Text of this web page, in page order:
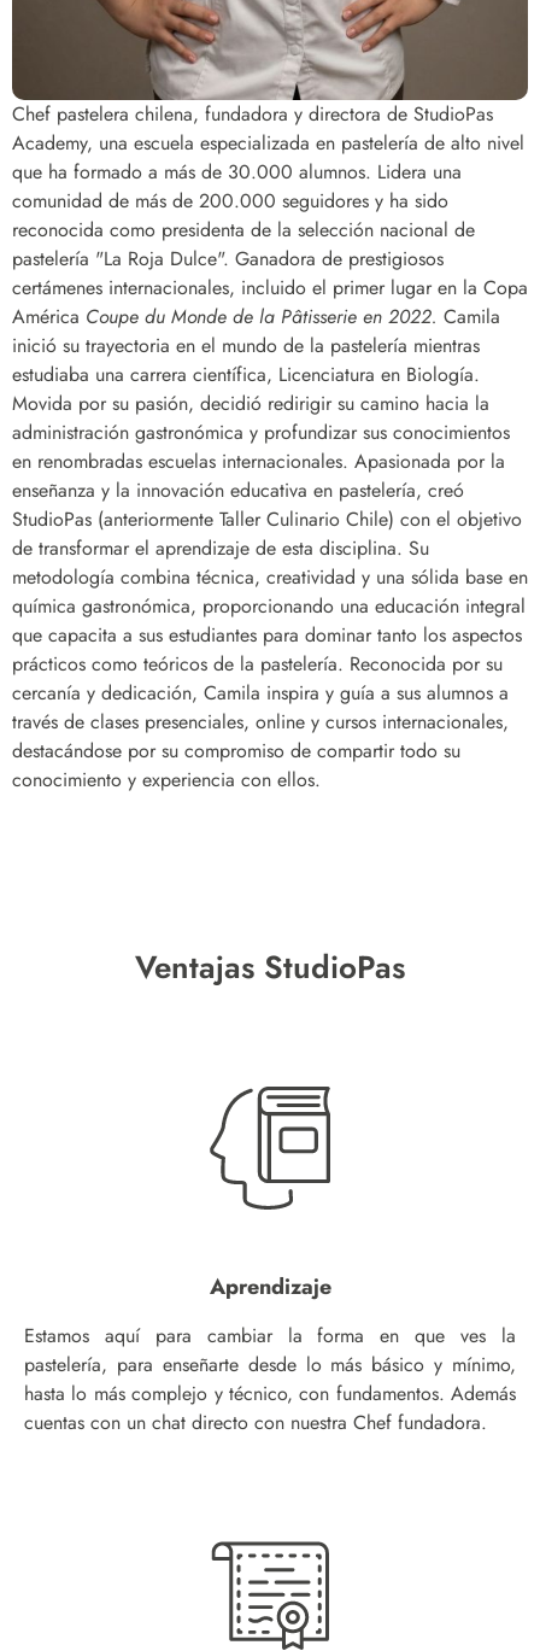
Chef pastelera chilena, fundadora y directora de StudioPas
Academy, una escuela especializada en pastelería de alto nivel
que ha formado a más de 30.000 alumnos. Lidera una
comunidad de más de 200.000 seguidores y ha sido
reconocida como presidenta de la selección nacional de
pastelería "La Roja Dulce". Ganadora de prestigiosos
certámenes internacionales, incluido el primer lugar en la Copa
América Coupe du Monde de la Pâtisserie en 2022. Camila
inició su trayectoria en el mundo de la pastelería mientras
estudiaba una carrera científica, Licenciatura en Biología.
Movida por su pasión, decidió redirigir su camino hacia la
administración gastronómica y profundizar sus conocimientos
en renombradas escuelas internacionales. Apasionada por la
enseñanza y la innovación educativa en pastelería, creó
StudioPas (anteriormente Taller Culinario Chile) con el objetivo
de transformar el aprendizaje de esta disciplina. Su
metodología combina técnica, creatividad y una sólida base en
química gastronómica, proporcionando una educación integral
que capacita a sus estudiantes para dominar tanto los aspectos
prácticos como teóricos de la pastelería. Reconocida por su
cercanía y dedicación, Camila inspira y guía a sus alumnos a
través de clases presenciales, online y cursos internacionales,
destacándose por su compromiso de compartir todo su
conocimiento y experiencia con ellos.
Ventajas StudioPas
Aprendizaje
Estamos aquí para cambiar la forma en que ves la
pastelería, para enseñarte desde lo más básico y mínimo,
hasta lo más complejo y técnico, con fundamentos. Además
cuentas con un chat directo con nuestra Chef fundadora.